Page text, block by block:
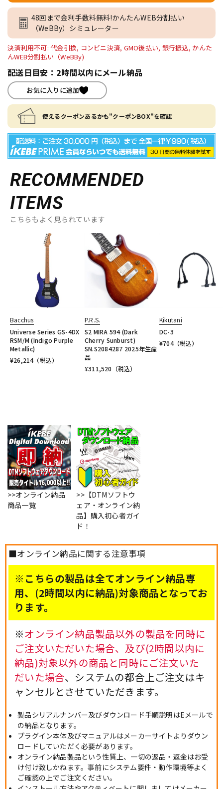
48回まで金利手数料無料!かんたんWEB分割払い
（WeBBy）シミュレーター
決済利用不可: 代金引換, コンビニ決済, GMO後払い, 銀行振込, かんた
んWEB分割払い（WeBBy)
配送日目安：2時間以内にメール納品
お気に入りに追加
使えるクーポンあるかも"クーポンBOX"を確認
RECOMMENDED
ITEMS
こちらもよく見られています
Bacchus
Universe Series GS-4DX
RSM/M (Indigo Purple
Metallic)
¥26,214（税込）
P.R.S.
S2 MIRA 594 (Dark
Cherry Sunburst)
SN.S2084287 2025年生産
品
¥311,520 （税込）
Kikutani
DC-3
¥704（税込）
>>オンライン納品
商品一覧
>>【DTMソフトウ
ェア・オンライン納
品】購入初心者ガイ
ド！
■オンライン納品に関する注意事項
※こちらの製品は全てオンライン納品専
用、(2時間以内に納品)対象商品となってお
ります。
※オンライン納品製品以外の製品を同時に
ご注文いただいた場合、及び(2時間以内に
納品)対象以外の商品と同時にご注文いた
だいた場合、システムの都合上ご注文はキ
ャンセルとさせていただきます。
製品シリアルナンバー及びダウンロード手順説明はEメールで
の納品となります。
プラグイン本体及びマニュアルはメーカーサイトよりダウン
ロードしていただく必要があります。
オンライン納品製品という性質上、一切の返品・返金はお受
け付け致しかねます。事前にシステム要件・動作環境等よく
ご確認の上でご注文ください。